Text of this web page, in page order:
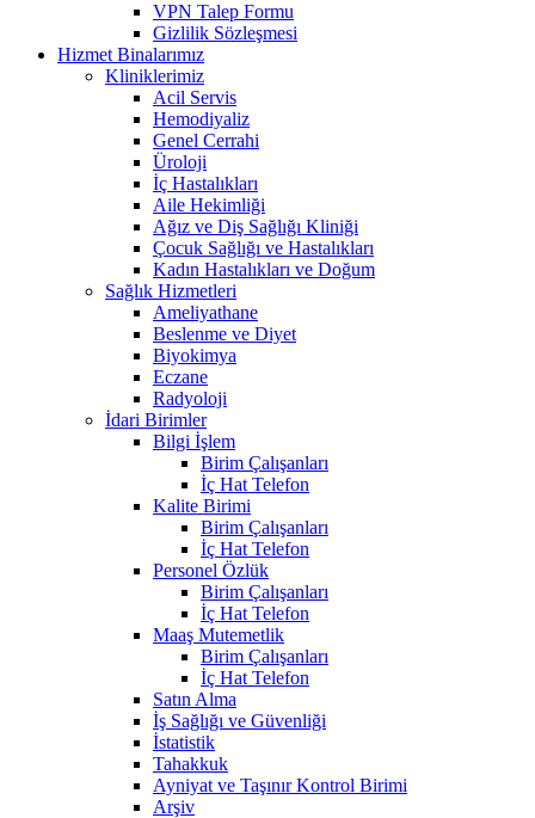
VPN Talep Formu
Gizlilik Sözleşmesi
Hizmet Binalarımız
Kliniklerimiz
Acil Servis
Hemodiyaliz
Genel Cerrahi
Üroloji
İç Hastalıkları
Aile Hekimliği
Ağız ve Diş Sağlığı Kliniği
Çocuk Sağlığı ve Hastalıkları
Kadın Hastalıkları ve Doğum
Sağlık Hizmetleri
Ameliyathane
Beslenme ve Diyet
Biyokimya
Eczane
Radyoloji
İdari Birimler
Bilgi İşlem
Birim Çalışanları
İç Hat Telefon
Kalite Birimi
Birim Çalışanları
İç Hat Telefon
Personel Özlük
Birim Çalışanları
İç Hat Telefon
Maaş Mutemetlik
Birim Çalışanları
İç Hat Telefon
Satın Alma
İş Sağlığı ve Güvenliği
İstatistik
Tahakkuk
Ayniyat ve Taşınır Kontrol Birimi
Arşiv